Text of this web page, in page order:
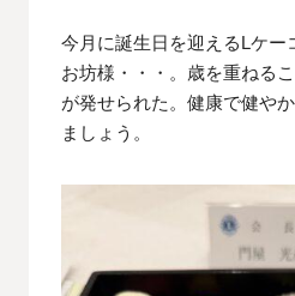
今月に誕生日を迎えるLケー
お坊様・・・。歳を重ねる
が発せられた。健康で健や
ましょう。